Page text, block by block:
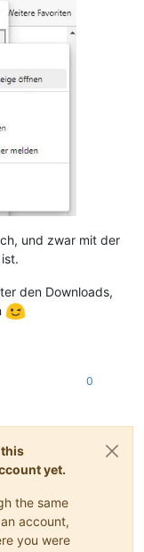
und zwar mit der
den Downloads,
0
yet.
the same
account,
you were